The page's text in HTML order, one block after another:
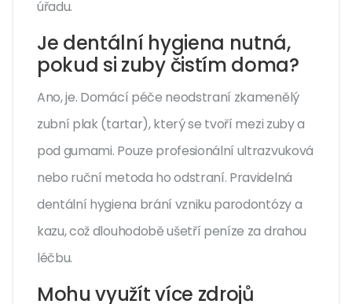
úřadu.
Je dentální hygiena nutná,
pokud si zuby čistím doma?
Ano, je. Domácí péče neodstraní zkamenělý
zubní plak (tartar), který se tvoří mezi zuby a
pod gumami. Pouze profesionální ultrazvuková
nebo ruční metoda ho odstraní. Pravidelná
dentální hygiena brání vzniku parodontózy a
kazu, což dlouhodobě ušetří peníze za drahou
léčbu.
Mohu využít více zdrojů